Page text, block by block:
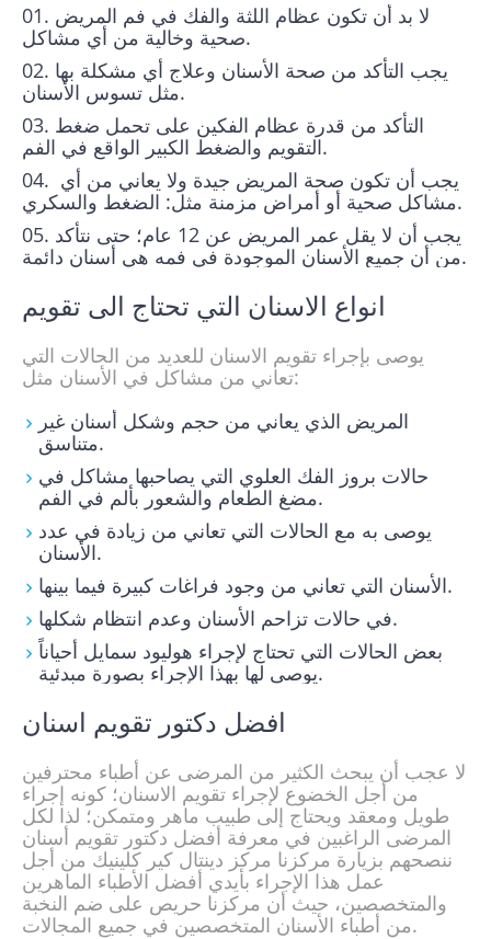
لا بد أن تكون عظام اللثة والفك في فم المريض
صحية وخالية من أي مشاكل.
يجب التأكد من صحة الأسنان وعلاج أي مشكلة بها
مثل تسوس الأسنان.
التأكد من قدرة عظام الفكين على تحمل ضغط
التقويم والضغط الكبير الواقع في الفم.
مشاكل صحية أو أمراض مزمنة مثل: الضغط والسكري.
يجب أن لا يقل عمر المريض عن 12 عام؛ حتى نتأكد
من أن جميع الأسنان الموجودة في فمه هي أسنان دائمة.
يوصى بإجراء تقويم الاسنان للعديد من الحالات التي
تعاني من مشاكل في الأسنان مثل:
المريض الذي يعاني من حجم وشكل أسنان غير
متناسق.
حالات بروز الفك العلوي التي يصاحبها مشاكل في
مضغ الطعام والشعور بألم في الفم.
يوصى به مع الحالات التي تعاني من زيادة في عدد
الأسنان.
الأسنان التي تعاني من وجود فراغات كبيرة فيما بينها.
في حالات تزاحم الأسنان وعدم انتظام شكلها.
بعض الحالات التي تحتاج لإجراء هوليود سمايل أحياناً
يوصى لها بهذا الإجراء بصورة مبدئية.
لا عجب أن يبحث الكثير من المرضى عن أطباء محترفين
من أجل الخضوع لإجراء تقويم الاسنان؛ كونه إجراء
طويل ومعقد ويحتاج إلى طبيب ماهر ومتمكن؛ لذا لكل
المرضى الراغبين في معرفة أفضل دكتور تقويم أسنان
ننصحهم بزيارة مركزنا مركز دينتال كير كلينيك من أجل
عمل هذا الإجراء بأيدي أفضل الأطباء الماهرين
والمتخصصين، حيث أن مركزنا حريص على ضم النخبة
من أطباء الأسنان المتخصصين في جميع المجالات.